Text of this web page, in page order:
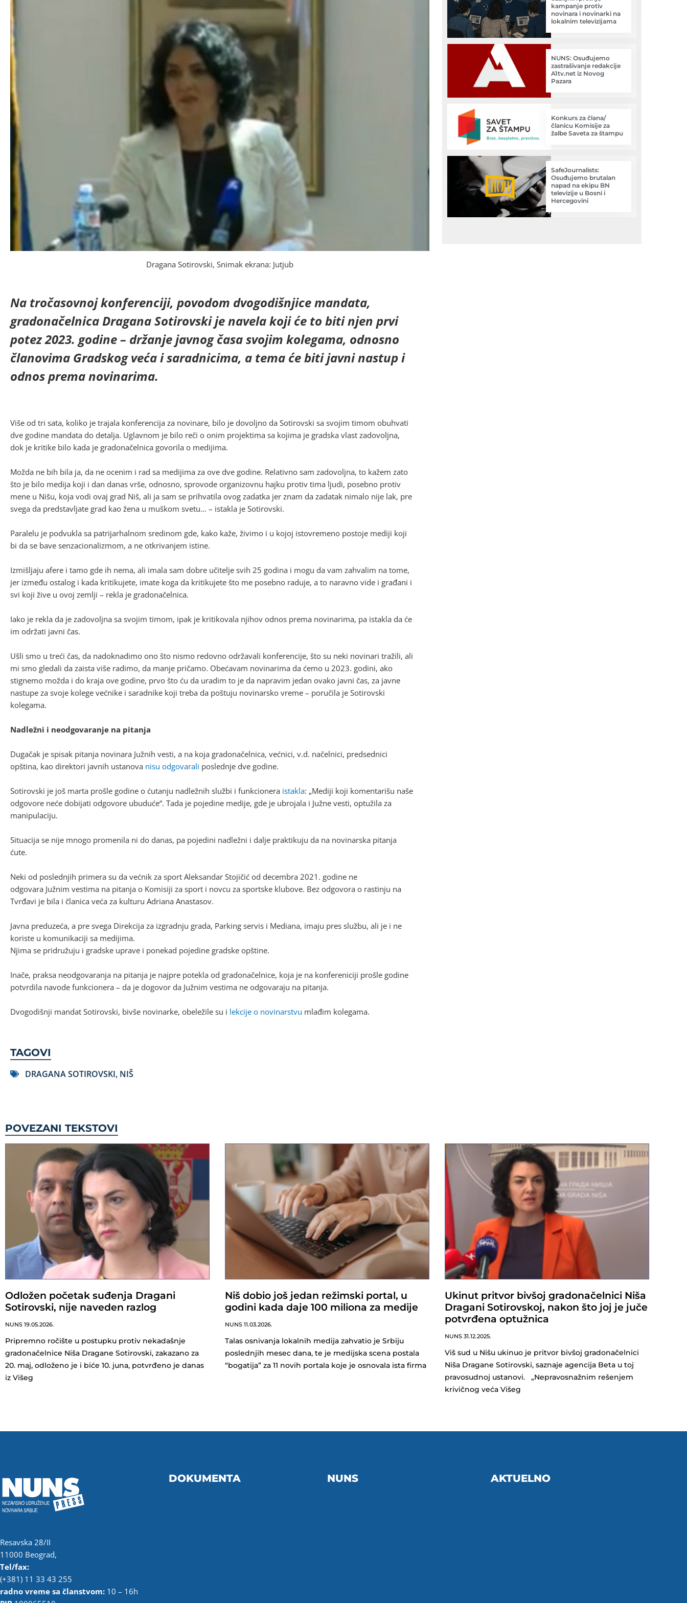
Dragana Sotirovski, Snimak ekrana: Jutjub
Na tročasovnoj konferenciji, povodom dvogodišnjice mandata,
gradonačelnica Dragana Sotirovski je navela koji će to biti njen prvi
potez 2023. godine – držanje javnog časa svojim kolegama, odnosno
članovima Gradskog veća i saradnicima, a tema će biti javni nastup i
odnos prema novinarima.
Više od tri sata, koliko je trajala konferencija za novinare, bilo je dovoljno da Sotirovski sa svojim timom obuhvati
dve godine mandata do detalja. Uglavnom je bilo reči o onim projektima sa kojima je gradska vlast zadovoljna,
dok je kritike bilo kada je gradonačelnica govorila o medijima.
Možda ne bih bila ja, da ne ocenim i rad sa medijima za ove dve godine. Relativno sam zadovoljna, to kažem zato
što je bilo medija koji i dan danas vrše, odnosno, sprovode organizovnu hajku protiv tima ljudi, posebno protiv
mene u Nišu, koja vodi ovaj grad Niš, ali ja sam se prihvatila ovog zadatka jer znam da zadatak nimalo nije lak, pre
svega da predstavljate grad kao žena u muškom svetu… – istakla je Sotirovski.
Paralelu je podvukla sa patrijarhalnom sredinom gde, kako kaže, živimo i u kojoj istovremeno postoje mediji koji
bi da se bave senzacionalizmom, a ne otkrivanjem istine.
Izmišljaju afere i tamo gde ih nema, ali imala sam dobre učitelje svih 25 godina i mogu da vam zahvalim na tome,
jer između ostalog i kada kritikujete, imate koga da kritikujete što me posebno raduje, a to naravno vide i građani i
svi koji žive u ovoj zemlji – rekla je gradonačelnica.
Iako je rekla da je zadovoljna sa svojim timom, ipak je kritikovala njihov odnos prema novinarima, pa istakla da će
im održati javni čas.
Ušli smo u treći čas, da nadoknadimo ono što nismo redovno održavali konferencije, što su neki novinari tražili, ali
mi smo gledali da zaista više radimo, da manje pričamo. Obećavam novinarima da ćemo u 2023. godini, ako
stignemo možda i do kraja ove godine, prvo što ću da uradim to je da napravim jedan ovako javni čas, za javne
nastupe za svoje kolege većnike i saradnike koji treba da poštuju novinarsko vreme – poručila je Sotirovski
kolegama.
Nadležni i neodgovaranje na pitanja
Dugačak je spisak pitanja novinara Južnih vesti, a na koja gradonačelnica, većnici, v.d. načelnici, predsednici
opština, kao direktori javnih ustanova nisu odgovarali poslednje dve godine.
Sotirovski je još marta prošle godine o ćutanju nadležnih službi i funkcionera istakla: „Mediji koji komentarišu naše
odgovore neće dobijati odgovore ubuduće“. Tada je pojedine medije, gde je ubrojala i Južne vesti, optužila za
manipulaciju.
Situacija se nije mnogo promenila ni do danas, pa pojedini nadležni i dalje praktikuju da na novinarska pitanja
ćute.
Neki od poslednjih primera su da većnik za sport Aleksandar Stojičić od decembra 2021. godine ne
odgovara Južnim vestima na pitanja o Komisiji za sport i novcu za sportske klubove. Bez odgovora o rastinju na
Tvrđavi je bila i članica veća za kulturu Adriana Anastasov.
Javna preduzeća, a pre svega Direkcija za izgradnju grada, Parking servis i Mediana, imaju pres službu, ali je i ne
koriste u komunikaciji sa medijima.
Njima se pridružuju i gradske uprave i ponekad pojedine gradske opštine.
Inače, praksa neodgovaranja na pitanja je najpre potekla od gradonačelnice, koja je na konfereniciji prošle godine
potvrdila navode funkcionera – da je dogovor da Južnim vestima ne odgovaraju na pitanja.
Dvogodišnji mandat Sotirovski, bivše novinarke, obeležile su i lekcije o novinarstvu mlađim kolegama.
TAGOVI
DRAGANA SOTIROVSKI, NIŠ
kampanje protiv
novinara i novinarki na
lokalnim televizijama
NUNS: Osuđujemo
zastrašivanje redakcije
A1tv.net iz Novog
Pazara
Konkurs za člana/
članicu Komisije za
žalbe Saveta za štampu
SafeJournalists:
Osuđujemo brutalan
napad na ekipu BN
televizije u Bosni i
Hercegovini
POVEZANI TEKSTOVI
Odložen početak suđenja Dragani
Sotirovski, nije naveden razlog
NUNS 19.05.2026.
Pripremno ročište u postupku protiv nekadašnje
gradonačelnice Niša Dragane Sotirovski, zakazano za
20. maj, odloženo je i biće 10. juna, potvrđeno je danas
iz Višeg
Niš dobio još jedan režimski portal, u
godini kada daje 100 miliona za medije
NUNS 11.03.2026.
Talas osnivanja lokalnih medija zahvatio je Srbiju
poslednjih mesec dana, te je medijska scena postala
“bogatija” za 11 novih portala koje je osnovala ista firma
Ukinut pritvor bivšoj gradonačelnici Niša
Dragani Sotirovskoj, nakon što joj je juče
potvrđena optužnica
NUNS 31.12.2025.
Viš sud u Nišu ukinuo je pritvor bivšoj gradonačelnici
Niša Dragane Sotirovski, saznaje agencija Beta u toj
pravosudnoj ustanovi. „Nepravosnažnim rešenjem
krivičnog veća Višeg
Resavska 28/II
11000 Beograd,
Tel/fax:
(+381) 11 33 43 255
radno vreme sa članstvom: 10 – 16h
DOKUMENTA NUNS AKTUELNO